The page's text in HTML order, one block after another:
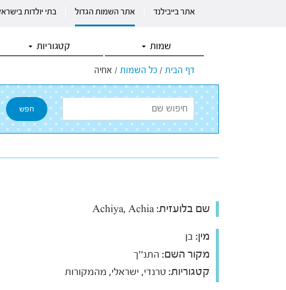
אתר בייבילנד אתר השמות הגדול בתי יולדות
שמות קטגוריות
דף הבית / כל השמות / אחיה
שם בלועזית:
מין: בן
מקור השם: התנ''ך
קטגוריות: טרנדי, ישראלי, מהמקורות